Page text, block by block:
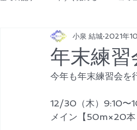
年末練
小泉 結城 2021年
今年も年末練習会を
12/30（木）9:10〜
メイン【50m×20本